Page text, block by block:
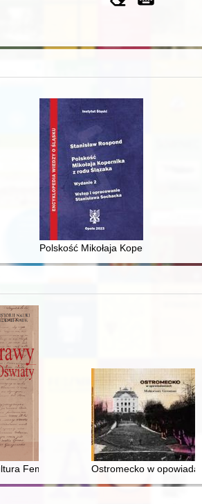
w 2. poł. XIX w
w XVI-wiecznej Rzeczypospolitej
Polskość Mikołaja Kopernika z rodu
na tle źródeł historycznych i
Femminile (1911-2002) i jej
Ostromecko w